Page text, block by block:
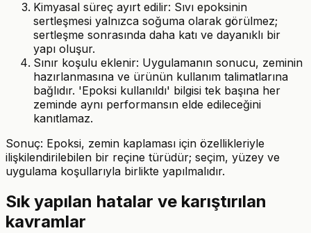
Kimyasal süreç ayırt edilir: Sıvı epoksinin
sertleşmesi yalnızca soğuma olarak görülmez;
sertleşme sonrasında daha katı ve dayanıklı bir
yapı oluşur.
Sınır koşulu eklenir: Uygulamanın sonucu, zeminin
hazırlanmasına ve ürünün kullanım talimatlarına
bağlıdır. 'Epoksi kullanıldı' bilgisi tek başına her
zeminde aynı performansın elde edileceğini
kanıtlamaz.
Sonuç: Epoksi, zemin kaplaması için özellikleriyle
ilişkilendirilebilen bir reçine türüdür; seçim, yüzey ve
uygulama koşullarıyla birlikte yapılmalıdır.
Sık yapılan hatalar ve karıştırılan
kavramlar